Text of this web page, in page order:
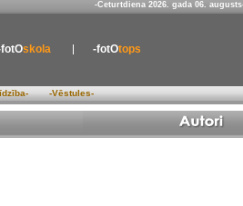
-Ceturtdiena 2026. gada 06.
skola -fotOtops
-Vēstules-